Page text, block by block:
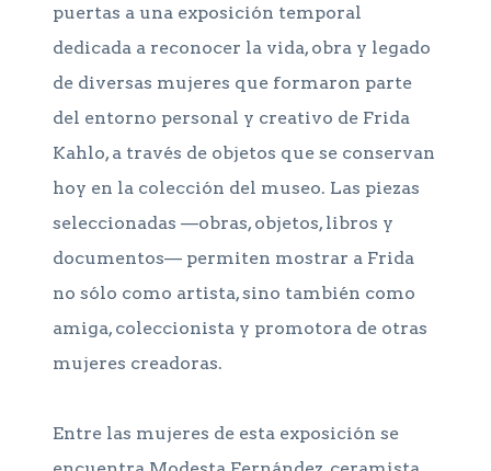
puertas a una exposición temporal
dedicada a reconocer la vida, obra y legado
de diversas mujeres que formaron parte
del entorno personal y creativo de Frida
Kahlo, a través de objetos que se conservan
hoy en la colección del museo. Las piezas
seleccionadas —obras, objetos, libros y
documentos— permiten mostrar a Frida
no sólo como artista, sino también como
amiga, coleccionista y promotora de otras
mujeres creadoras.
Entre las mujeres de esta exposición se